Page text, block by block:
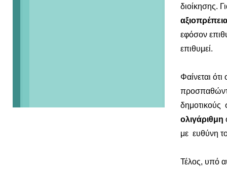
διοίκησης.
εφόσον
επιθυμεί.
Φαίνεται
δημοτικούς
ολιγάριθμη
με ευθύνη
Τέλος, υπό